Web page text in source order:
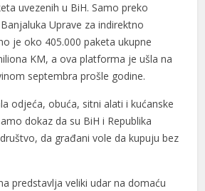
uvezenih u BiH. Samo preko
Uprave za indirektno
je oko 405.000 paketa ukupne
KM, a ova platforma je ušla na
septembra prošle godine.
odjeća, obuća, sitni alati i kućanske
dokaz da su BiH i Republika
da građani vole da kupuju bez
predstavlja veliki udar na domaću